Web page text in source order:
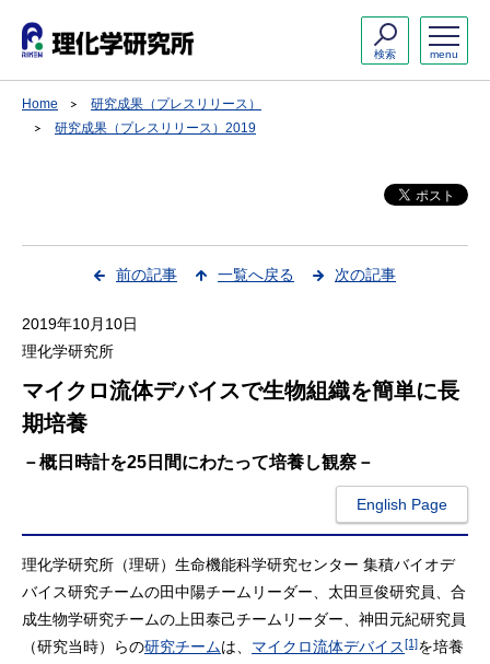
menu
検索
Home
研究成果（プレスリリース）
研究成果（プレスリリース）2019
前の記事 一覧へ戻る 次の記事
2019年10月10日
理化学研究所
マイクロ流体デバイスで生物組織を簡単に長
期培養
－概日時計を25日間にわたって培養し観察－
English Page
理化学研究所（理研）生命機能科学研究センター 集積バイオデ
バイス研究チームの田中陽チームリーダー、太田亘俊研究員、合
成生物学研究チームの上田泰己チームリーダー、神田元紀研究員
（研究当時）らの研究チームは、 マイクロ流体デバイス[1]を培養